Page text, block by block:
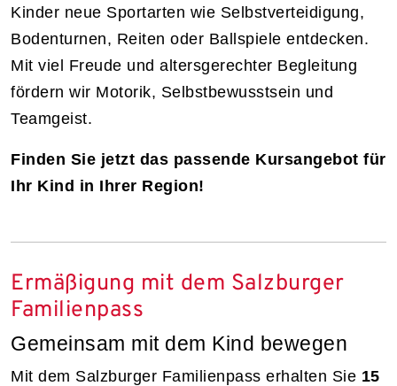
Kinder neue Sportarten wie Selbstverteidigung,
Bodenturnen, Reiten oder Ballspiele entdecken.
Mit viel Freude und altersgerechter Begleitung
fördern wir Motorik, Selbstbewusstsein und
Teamgeist.
Finden Sie jetzt das passende Kursangebot für
Ihr Kind in Ihrer Region!
Ermäßigung mit dem Salzburger
Familienpass
Gemeinsam mit dem Kind bewegen
Mit dem Salzburger Familienpass erhalten Sie 15